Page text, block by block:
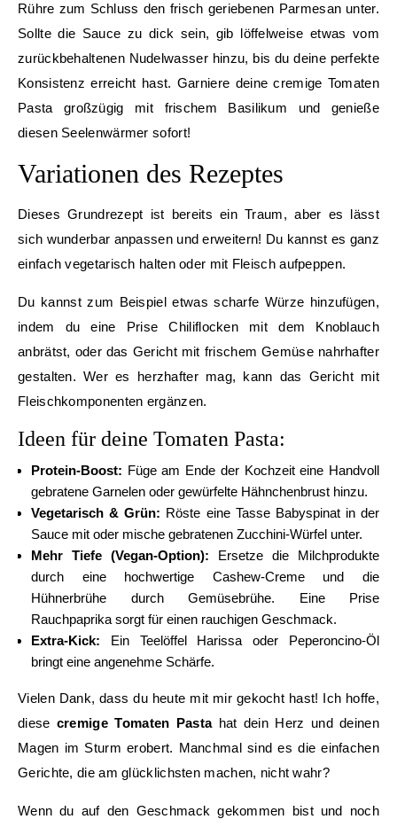
Rühre zum Schluss den frisch geriebenen Parmesan unter.
Sollte die Sauce zu dick sein, gib löffelweise etwas vom
zurückbehaltenen Nudelwasser hinzu, bis du deine perfekte
Konsistenz erreicht hast. Garniere deine cremige Tomaten
Pasta großzügig mit frischem Basilikum und genieße
diesen Seelenwärmer sofort!
Variationen des Rezeptes
Dieses Grundrezept ist bereits ein Traum, aber es lässt
sich wunderbar anpassen und erweitern! Du kannst es ganz
einfach vegetarisch halten oder mit Fleisch aufpeppen.
Du kannst zum Beispiel etwas scharfe Würze hinzufügen,
indem du eine Prise Chiliflocken mit dem Knoblauch
anbrätst, oder das Gericht mit frischem Gemüse nahrhafter
gestalten. Wer es herzhafter mag, kann das Gericht mit
Fleischkomponenten ergänzen.
Ideen für deine Tomaten Pasta:
Protein-Boost: Füge am Ende der Kochzeit eine Handvoll
gebratene Garnelen oder gewürfelte Hähnchenbrust hinzu.
Vegetarisch & Grün: Röste eine Tasse Babyspinat in der
Sauce mit oder mische gebratenen Zucchini-Würfel unter.
Mehr Tiefe (Vegan-Option): Ersetze die Milchprodukte
durch eine hochwertige Cashew-Creme und die
Hühnerbrühe durch Gemüsebrühe. Eine Prise
Rauchpaprika sorgt für einen rauchigen Geschmack.
Extra-Kick: Ein Teelöffel Harissa oder Peperoncino-Öl
bringt eine angenehme Schärfe.
Vielen Dank, dass du heute mit mir gekocht hast! Ich hoffe,
diese cremige Tomaten Pastahat dein Herz und deinen
Magen im Sturm erobert. Manchmal sind es die einfachen
Gerichte, die am glücklichsten machen, nicht wahr?
Wenn du auf den Geschmack gekommen bist und noch